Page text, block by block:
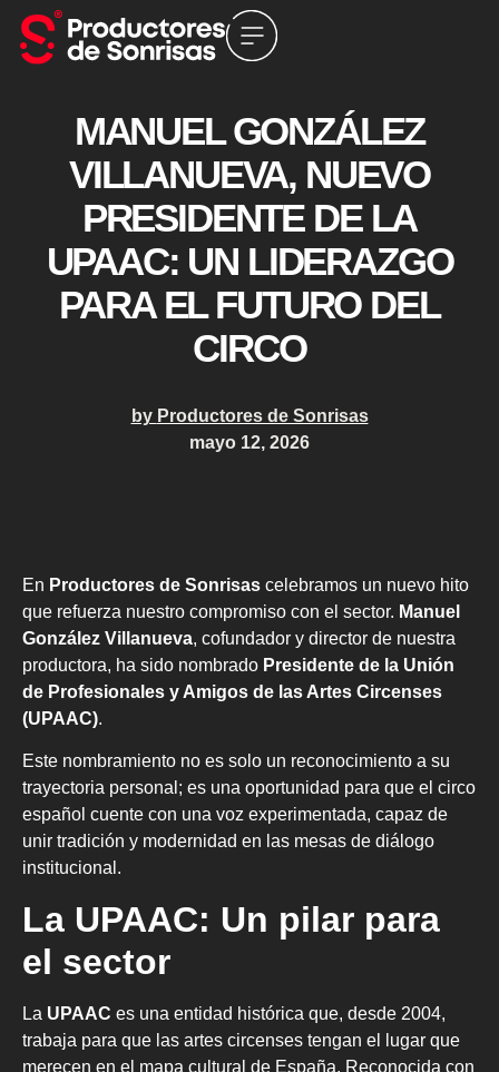
MANUEL GONZÁLEZ
VILLANUEVA, NUEVO
PRESIDENTE DE LA
UPAAC: UN LIDERAZGO
PARA EL FUTURO DEL
CIRCO
by Productores de Sonrisas
mayo 12, 2026
En Productores de Sonrisas celebramos un nuevo hito
que refuerza nuestro compromiso con el sector. Manuel
González Villanueva, cofundador y director de nuestra
productora, ha sido nombrado Presidente de la Unión
de Profesionales y Amigos de las Artes Circenses
(UPAAC).
Este nombramiento no es solo un reconocimiento a su
trayectoria personal; es una oportunidad para que el circo
español cuente con una voz experimentada, capaz de
unir tradición y modernidad en las mesas de diálogo
institucional.
La UPAAC: Un pilar para
el sector
La UPAAC es una entidad histórica que, desde 2004,
trabaja para que las artes circenses tengan el lugar que
merecen en el mapa cultural de España. Reconocida con